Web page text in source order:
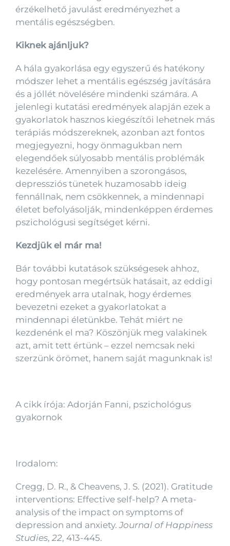
érzékelhető javulást eredményezhet a
mentális egészségben.
Kiknek ajánljuk?
A hála gyakorlása egy egyszerű és hatékony
módszer lehet a mentális egészség javítására
és a jóllét növelésére mindenki számára. A
jelenlegi kutatási eredmények alapján ezek a
gyakorlatok hasznos kiegészítői lehetnek más
terápiás módszereknek, azonban azt fontos
megjegyezni, hogy önmagukban nem
elegendőek súlyosabb mentális problémák
kezelésére. Amennyiben a szorongásos,
depressziós tünetek huzamosabb ideig
fennállnak, nem csökkennek, a mindennapi
életet befolyásolják, mindenképpen érdemes
pszichológusi segítséget kérni.
Kezdjük el már ma!
Bár további kutatások szükségesek ahhoz,
hogy pontosan megértsük hatásait, az eddigi
eredmények arra utalnak, hogy érdemes
bevezetni ezeket a gyakorlatokat a
mindennapi életünkbe. Tehát miért ne
kezdenénk el ma? Köszönjük meg valakinek
azt, amit tett értünk – ezzel nemcsak neki
szerzünk örömet, hanem saját magunknak is!
A cikk írója: Adorján Fanni, pszichológus
gyakornok
Irodalom:
Cregg, D. R., & Cheavens, J. S. (2021). Gratitude
interventions: Effective self-help? A meta-
analysis of the impact on symptoms of
depression and anxiety.Journal of Happiness
Studies, 22, 413-445.